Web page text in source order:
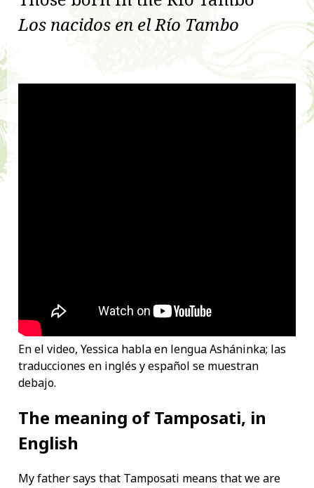
Los nacidos en el Río Tambo
En el video, Yessica habla en lengua Asháninka; las
traducciones en inglés y español se muestran
debajo.
The meaning of Tamposati, in
English
My father says that Tamposati means that we are